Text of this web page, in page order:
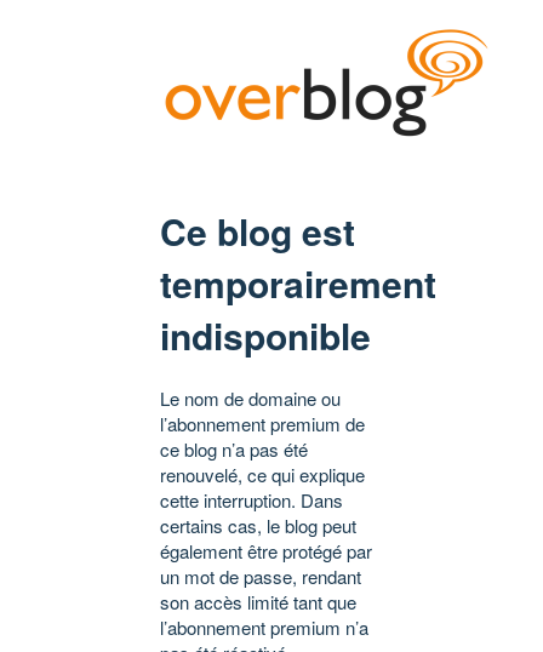
Ce blog est
temporairement
indisponible
Le nom de domaine ou
l’abonnement premium de
ce blog n’a pas été
renouvelé, ce qui explique
cette interruption. Dans
certains cas, le blog peut
également être protégé par
un mot de passe, rendant
son accès limité tant que
l’abonnement premium n’a